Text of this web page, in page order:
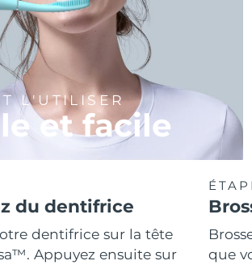
L'UTILISER
et facile
du dentifrice
dentifrice sur la tête
Appuyez ensuite sur
que